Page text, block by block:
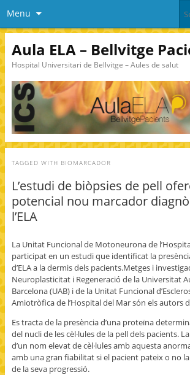
Menu
Aula ELA – Bellvitge
Hospital Universitari de Bellvitge – Aules de salut
TAGGED WITH BIOMARCADOR
L’estudi de biòpsies de pell
potencial nou marcador
l’ELA
La Unitat Funcional de Motoneurona de
participat en un estudi que identificat la
d’ELA a la dermis dels pacients.Metges i
Neuroplasticitat i Regeneració de la Universitat
Barcelona (UAB) i de la Unitat Funcional
Amiotròfica de l’Hospital del Mar són els autors
Es tracta de la presència d’una proteïna
del nucli de les cèl·lules de la pell dels pacients.
d’un nom elevat de cèl·lules amb aquesta
amb una gran fiabilitat si el pacient pateix o no
de la seva progressió.